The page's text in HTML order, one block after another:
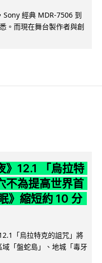
Sony 經典 MDR-7506 到
。而現在舞台製作者與創
》12.1 「烏拉特
不為提高世界首
》縮短約 10 分
「烏拉特克的詛咒」將
「盤蛇島」、地城「毒牙